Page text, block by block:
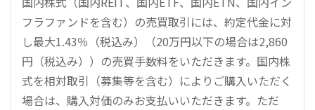
フラファンドを含む）の売買取引には、約定代金に対
し最大1.43％（税込み）（20万円以下の場合は2,860
円（税込み））の売買手数料をいただきます。国内株
式を相対取引（募集等を含む）によりご購入いただく
場合は、購入対価のみお支払いいただきます。ただ